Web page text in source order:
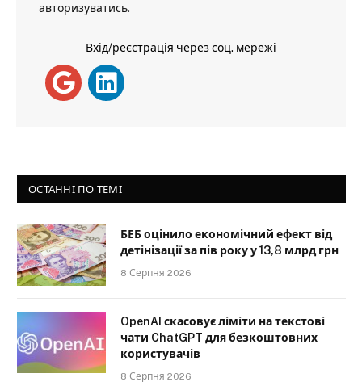
авторизуватись.
Вхід/реєстрація через соц. мережі
ОСТАННІ ПО ТЕМІ
БЕБ оцінило економічний ефект від
детінізації за пів року у 13,8 млрд грн
8 Серпня 2026
OpenAI скасовує ліміти на текстові
чати ChatGPT для безкоштовних
користувачів
8 Серпня 2026